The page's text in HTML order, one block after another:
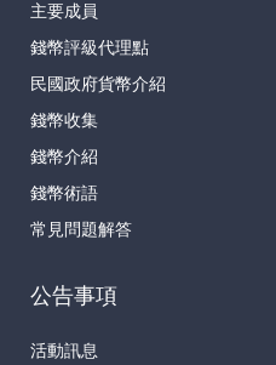
主要成員
錢幣評級代理點
民國政府貨幣介紹
錢幣收集
錢幣介紹
錢幣術語
常見問題解答
公告事項
活動訊息